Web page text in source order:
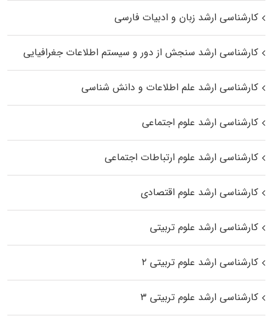
کارشناسی ارشد زبان و ادبیات فارسی
کارشناسی ارشد سنجش از دور و سیستم اطلاعات جغرافیایی
کارشناسی ارشد علم اطلاعات و دانش شناسی
کارشناسی ارشد علوم اجتماعی
کارشناسی ارشد علوم ارتباطات اجتماعی
کارشناسی ارشد علوم اقتصادی
کارشناسی ارشد علوم تربیتی
کارشناسی ارشد علوم تربیتی ۲
کارشناسی ارشد علوم تربیتی ۳